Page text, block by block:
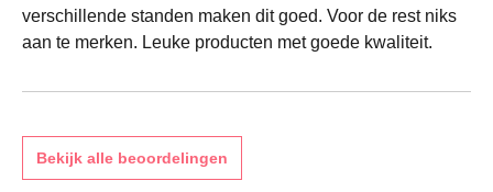
verschillende standen maken dit goed. Voor de rest niks
aan te merken. Leuke producten met goede kwaliteit.
Bekijk alle beoordelingen